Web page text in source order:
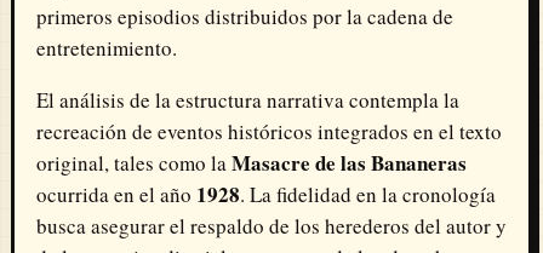
primeros episodios distribuidos por la cadena de
entretenimiento.
El análisis de la estructura narrativa contempla la
recreación de eventos históricos integrados en el texto
original, tales como la Masacre de las Bananeras
ocurrida en el año 1928. La fidelidad en la cronología
busca asegurar el respaldo de los herederos del autor y